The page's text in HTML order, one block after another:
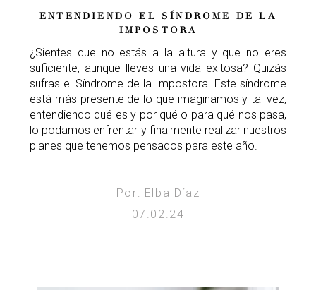
ENTENDIENDO EL SÍNDROME DE LA
IMPOSTORA
¿Sientes que no estás a la altura y que no eres
suficiente, aunque lleves una vida exitosa? Quizás
sufras el Síndrome de la Impostora. Este síndrome
está más presente de lo que imaginamos y tal vez,
entendiendo qué es y por qué o para qué nos pasa,
lo podamos enfrentar y finalmente realizar nuestros
planes que tenemos pensados para este año.
Por: Elba Díaz
07.02.24